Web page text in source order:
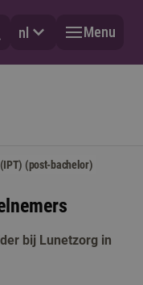
nl Menu
(post-bachelor)
bij Lunetzorg in